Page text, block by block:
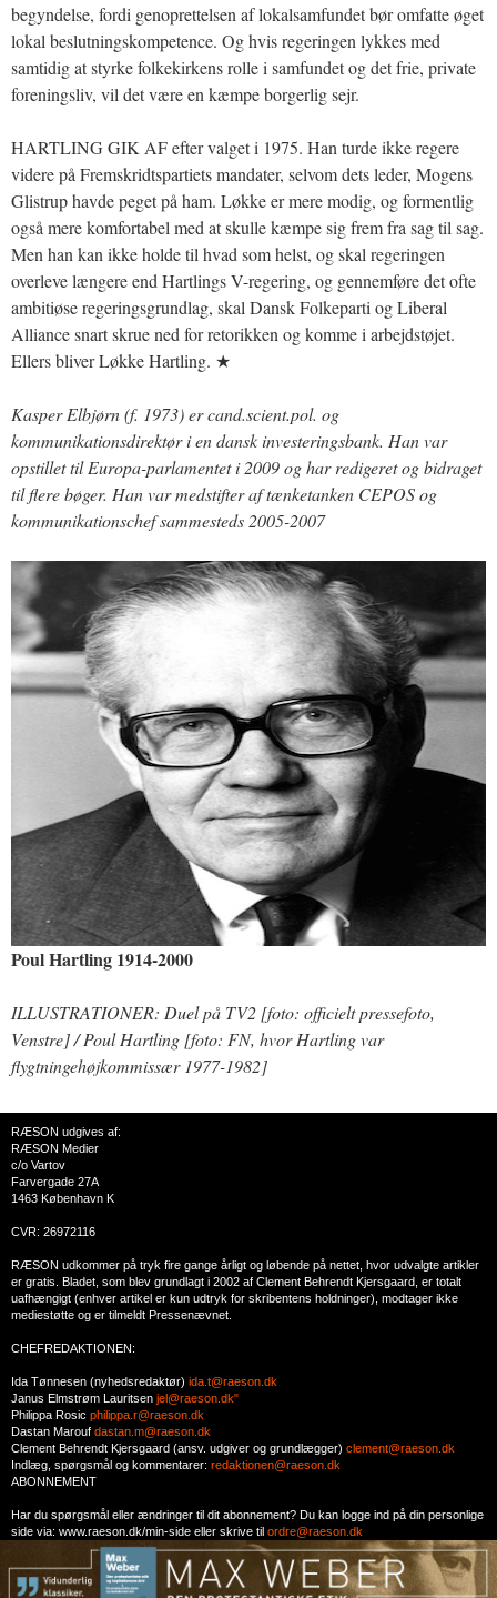
begyndelse, fordi genoprettelsen af lokalsamfundet bør omfatte øget
lokal beslutningskompetence. Og hvis regeringen lykkes med
samtidig at styrke folkekirkens rolle i samfundet og det frie, private
foreningsliv, vil det være en kæmpe borgerlig sejr.
HARTLING GIK AF efter valget i 1975. Han turde ikke regere
videre på Fremskridtspartiets mandater, selvom dets leder, Mogens
Glistrup havde peget på ham. Løkke er mere modig, og formentlig
også mere komfortabel med at skulle kæmpe sig frem fra sag til sag.
Men han kan ikke holde til hvad som helst, og skal regeringen
overleve længere end Hartlings V-regering, og gennemføre det ofte
ambitiøse regeringsgrundlag, skal Dansk Folkeparti og Liberal
Alliance snart skrue ned for retorikken og komme i arbejdstøjet.
Ellers bliver Løkke Hartling. ★
Kasper Elbjørn (f. 1973) er cand.scient.pol. og
kommunikationsdirektør i en dansk investeringsbank. Han var
opstillet til Europa-parlamentet i 2009 og har redigeret og bidraget
til flere bøger. Han var medstifter af tænketanken CEPOS og
kommunikationschef sammesteds 2005-2007
Poul Hartling 1914-2000
ILLUSTRATIONER: Duel på TV2 [foto: officielt pressefoto,
Venstre] / Poul Hartling [foto: FN, hvor Hartling var
flygtningehøjkommissær 1977-1982]
RÆSON udgives af:
RÆSON Medier
c/o Vartov
Farvergade 27A
1463 København K
CVR: 26972116
RÆSON udkommer på tryk fire gange årligt og løbende på nettet, hvor udvalgte artikler
er gratis. Bladet, som blev grundlagt i 2002 af Clement Behrendt Kjersgaard, er totalt
uafhængigt (enhver artikel er kun udtryk for skribentens holdninger), modtager ikke
mediestøtte og er tilmeldt Pressenævnet.
CHEFREDAKTIONEN:
Ida Tønnesen (nyhedsredaktør) ida.t@raeson.dk
Janus Elmstrøm Lauritsen jel@raeson.dk"
Philippa Rosic philippa.r@raeson.dk
Dastan Marouf dastan.m@raeson.dk
Clement Behrendt Kjersgaard (ansv. udgiver og grundlægger) clement@raeson.dk
Indlæg, spørgsmål og kommentarer: redaktionen@raeson.dk
ABONNEMENT
Har du spørgsmål eller ændringer til dit abonnement? Du kan logge ind på din personlige
side via: www.raeson.dk/min-side eller skrive til ordre@raeson.dk